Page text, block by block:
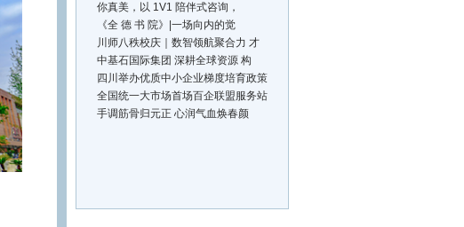
你真美，以 1V1 陪伴式咨询，
《全 德 书 院》|一场向内的觉
川师八秩校庆｜数智领航聚合力 才
中基石国际集团 深耕全球资源 构
四川举办优质中小企业梯度培育政策
全国统一大市场首场百企联盟服务站
手调筋骨归元正 心润气血焕春颜